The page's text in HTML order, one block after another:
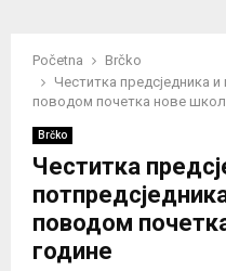
Početna
Brčko
Честитка предсједника
поводом почетка нове
Brčko
Честитка
поводом
године